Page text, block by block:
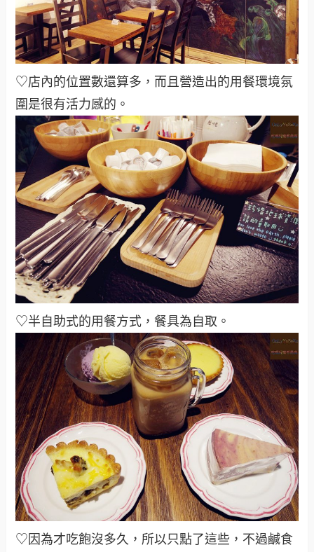
♡店內的位置數還算多，而且營造出的用餐環境氛
圍是很有活力感的。
♡半自助式的用餐方式，餐具為自取。
♡因為才吃飽沒多久，所以只點了這些，不過鹹食